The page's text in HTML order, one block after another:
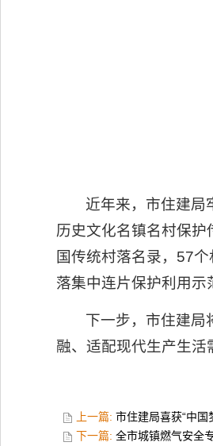
近年来，市住建局
历史文化名镇名村保
国传统村落名录，57
落集中连片保护利用
下一步，市住建局
融、适配现代生产生
上一篇: 市住建局喜获“中国
下一篇: 全市城镇燃气安全